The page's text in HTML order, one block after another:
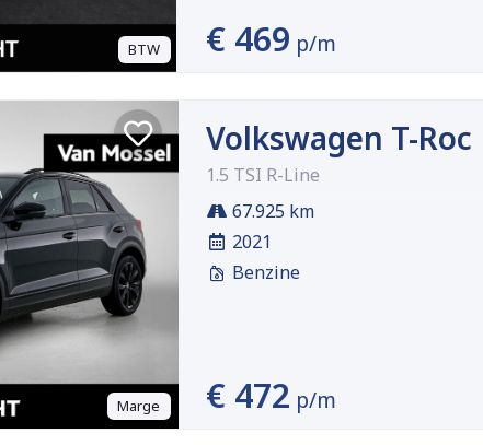
BTW € 469 p/m
Marge
Volkswagen T-Roc
1.5 TSI R-Line
67.925 km
2021
Benzine
€ 472 p/m